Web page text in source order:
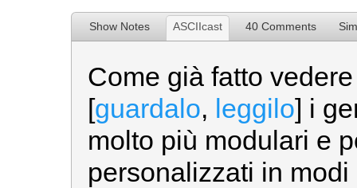
Show Notes ASCIIcast 40 Comments
Come già fatto
[guardalo, leggilo] i
molto più modulari e
personalizzati in